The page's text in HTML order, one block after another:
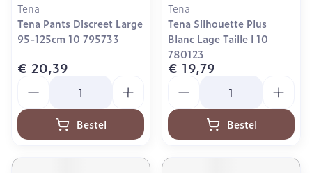
Tena
Tena Pants Discreet Large
95-125cm 10 795733
€ 20,39
Bestel
Tena
Tena Silhouette Plus
Blanc Lage Taille l 10
780123
€ 19,79
Bestel